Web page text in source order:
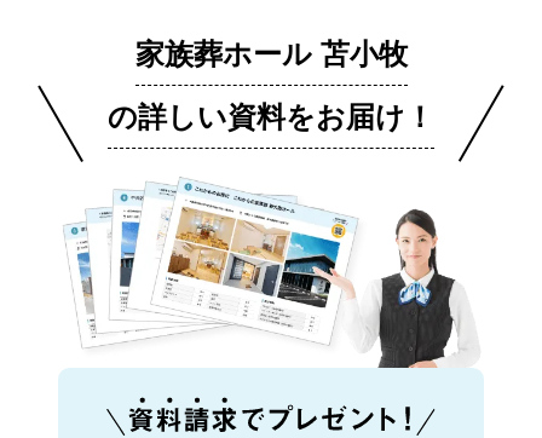
家族葬ホール 苫小牧
の詳しい資料をお届け！